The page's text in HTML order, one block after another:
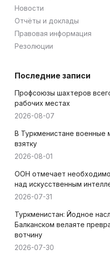
Новости
Отчёты и доклады
Правовая информация
Резолюции
Последние записи
Профсоюзы шахтеров
рабочих местах
2026-08-07
В Туркменистане военные
взятку
2026-08-01
ООН отмечает
над искусственным
2026-07-31
Туркменистан: Йодное
Балканском велаяте
вотчину
2026-07-30